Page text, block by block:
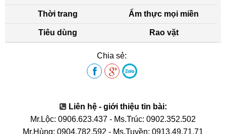
Thời trang Ẩm thực mọi miền
Tiêu dùng Rao vặt
Chia sẻ:
Liên hệ - giới thiệu tin bài:
Mr.Lộc: 0906.623.437 - Ms.Trúc: 0902.352.502
Mr.Hùng: 0904.782.592 - Ms.Tuyền: 0913.49.71.71